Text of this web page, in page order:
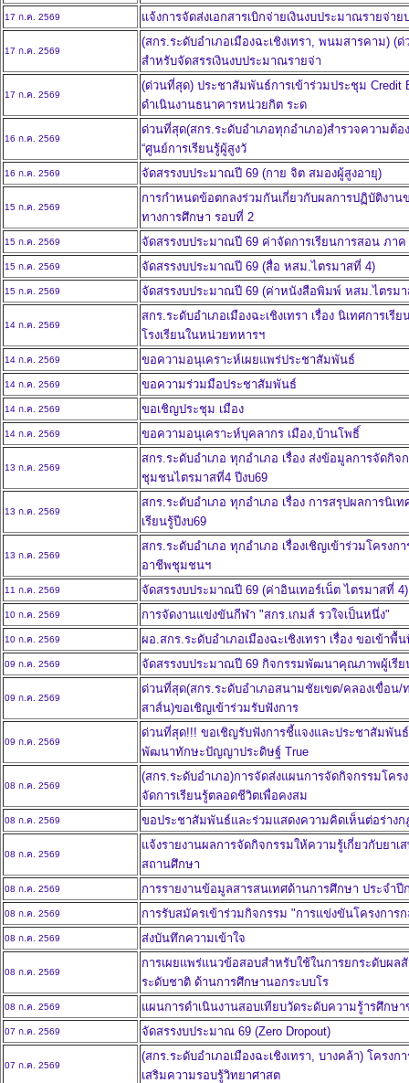
17 ก.ค. 2569 แจ้งการจัดส่งเอกสารเบิกจ่ายเงินงบประมาณรายจ่า
17 ก.ค. 2569
(สกร.ระดับอำเภอเมืองฉะเชิงเทรา, พนมสารคาม) (
สำหรับจัดสรรเงินงบประมาณรายจ่า
17 ก.ค. 2569
(ด่วนที่สุด) ประชาสัมพันธ์การเข้าร่วมประชุม Credit
ดำเนินงานธนาคารหน่วยกิต ระด
16 ก.ค. 2569
ด่วนที่สุด(สกร.ระดับอำเภอทุกอำเภอ)สำรวจความต้
“ศูนย์การเรียนรู้ผู้สูงวั
16 ก.ค. 2569 จัดสรรงบประมาณปี 69 (กาย จิต สมองผู้สูงอายุ)
15 ก.ค. 2569
การกำหนดข้อตกลงร่วมกันเกี่ยวกับผลการปฏิบัติงาน
ทางการศึกษา รอบที่ 2
15 ก.ค. 2569 จัดสรรงบประมาณปี 69 ค่าจัดการเรียนการสอน ภาค
15 ก.ค. 2569 จัดสรรงบประมาณปี 69 (สื่อ หสม.ไตรมาสที่ 4)
15 ก.ค. 2569 จัดสรรงบประมาณปี 69 (ค่าหนังสือพิมพ์ หสม.ไตรมา
14 ก.ค. 2569
สกร.ระดับอำเภอเมืองฉะเชิงเทรา เรื่อง นิเทศการเ
โรงเรียนในหน่วยทหารฯ
14 ก.ค. 2569 ขอความอนุเคราะห์เผยแพร่ประชาสัมพันธ์
14 ก.ค. 2569 ขอความร่วมมือประชาสัมพันธ์
14 ก.ค. 2569 ขอเชิญประชุม เมือง
14 ก.ค. 2569 ขอความอนุเคราะห์บุคลากร เมือง,บ้านโพธิ์
13 ก.ค. 2569
สกร.ระดับอำเภอ ทุกอำเภอ เรื่อง ส่งข้อมูลการจัดกิ
ชุมชนไตรมาสที่4 ปีงบ69
13 ก.ค. 2569
สกร.ระดับอำเภอ ทุกอำเภอ เรื่อง การสรุปผลการนิเ
เรียนรู้ปีงบ69
13 ก.ค. 2569
สกร.ระดับอำเภอ ทุกอำเภอ เรื่องเชิญเข้าร่วมโครง
อาชีพชุมชนฯ
11 ก.ค. 2569 จัดสรรงบประมาณปี 69 (ค่าอินเทอร์เน็ต ไตรมาสที่ 4)
10 ก.ค. 2569 การจัดงานแข่งขันกีฬา "สกร.เกมส์ รวใจเป็นหนึ่ง"
10 ก.ค. 2569 ผอ.สกร.ระดับอำเภอเมืองฉะเชิงเทรา เรื่อง ขอเข้าพื้
09 ก.ค. 2569 จัดสรรงบประมาณปี 69 กิจกรรมพัฒนาคุณภาพผู้เรีย
09 ก.ค. 2569
ด่วนที่สุด(สกร.ระดับอำเภอสนามชัยเขต/คลองเขื่อน/
สาส์น)ขอเชิญเข้าร่วมรับฟังการ
09 ก.ค. 2569
ด่วนที่สุด!!! ขอเชิญรับฟังการชี้แจงและประชาสัมพัน
พัฒนาทักษะปัญญาประดิษฐ์ True
08 ก.ค. 2569
(สกร.ระดับอำเภอ)การจัดส่งแผนการจัดกิจกรรมโคร
จัดการเรียนรู้ตลอดชีวิตเพื่อคงสม
08 ก.ค. 2569 ขอประชาสัมพันธ์และร่วมแสดงความคิดเห็นต่อร่าง
08 ก.ค. 2569
แจ้งรายงานผลการจัดกิจกรรมให้ความรู้เกี่ยวกับยา
สถานศึกษา
08 ก.ค. 2569 การรายงานข้อมูลสารสนเทศด้านการศึกษา ประจำปี
08 ก.ค. 2569 การรับสมัครเข้าร่วมกิจกรรม "การแข่งขันโครงการ
08 ก.ค. 2569 ส่งบันทึกความเข้าใจ
08 ก.ค. 2569
การเผยแพร่แนวข้อสอบสำหรับใช้ในการยกระดับผ
ระดับชาติ ด้านการศึกษานอกระบบโร
08 ก.ค. 2569 แผนการดำเนินงานสอบเทียบวัดระดับความรู้ารศึกษ
07 ก.ค. 2569 จัดสรรงบประมาณ 69 (Zero Dropout)
07 ก.ค. 2569
(สกร.ระดับอำเภอเมืองฉะเชิงเทรา, บางคล้า) โครง
เสริมความรอบรู้วิทยาศาสต